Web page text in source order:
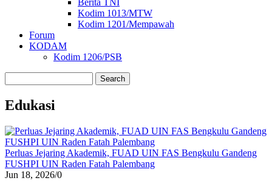
Berita TNI
Kodim 1013/MTW
Kodim 1201/Mempawah
Forum
KODAM
Kodim 1206/PSB
Edukasi
Perluas Jejaring Akademik, FUAD UIN FAS Bengkulu Gandeng
FUSHPI UIN Raden Fatah Palembang
Jun 18, 2026/0